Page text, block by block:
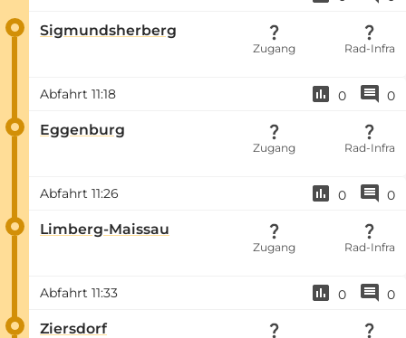
Sigmundsherberg
Zugang Rad-Infra
Abfahrt 11:18 0 0
Eggenburg
Zugang Rad-Infra
Abfahrt 11:26 0 0
Limberg-Maissau
Zugang Rad-Infra
Abfahrt 11:33 0 0
Ziersdorf